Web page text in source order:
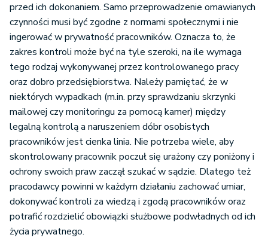
przed ich dokonaniem. Samo przeprowadzenie omawianych
czynności musi być zgodne z normami społecznymi i nie
ingerować w prywatność pracowników. Oznacza to, że
zakres kontroli może być na tyle szeroki, na ile wymaga
tego rodzaj wykonywanej przez kontrolowanego pracy
oraz dobro przedsiębiorstwa. Należy pamiętać, że w
niektórych wypadkach (m.in. przy sprawdzaniu skrzynki
mailowej czy monitoringu za pomocą kamer) między
legalną kontrolą a naruszeniem dóbr osobistych
pracowników jest cienka linia. Nie potrzeba wiele, aby
skontrolowany pracownik poczuł się urażony czy poniżony i
ochrony swoich praw zaczął szukać w sądzie. Dlatego też
pracodawcy powinni w każdym działaniu zachować umiar,
dokonywać kontroli za wiedzą i zgodą pracowników oraz
potrafić rozdzielić obowiązki służbowe podwładnych od ich
życia prywatnego.